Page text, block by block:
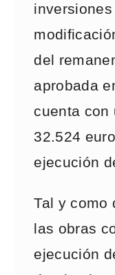
del
aprobada
cuenta con
32.524
ejecución
Tal y como
las obras
ejecución